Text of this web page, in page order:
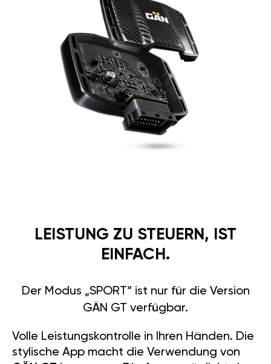
LEISTUNG ZU STEUERN, IST
EINFACH.
Der Modus „SPORT“ ist nur für die Version
GÄN GT verfügbar.
Volle Leistungskontrolle in Ihren Händen. Die
stylische App macht die Verwendung von